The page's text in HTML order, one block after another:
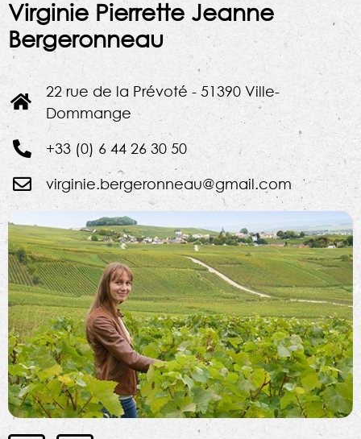
Virginie Pierrette Jeanne
Bergeronneau
22 rue de la Prévoté - 51390 Ville-
Dommange
+33 (0) 6 44 26 30 50
virginie.bergeronneau@gmail.com